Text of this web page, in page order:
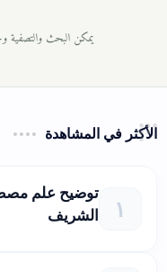
يمكن البحث والتصفية
الأكثر في المشاهدة
توضيح علم
الشريف